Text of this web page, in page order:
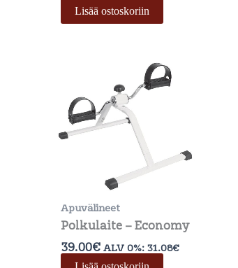
Lisää ostoskoriin
Apuvälineet
Polkulaite – Economy
39.00€ ALV 0%:31.08€